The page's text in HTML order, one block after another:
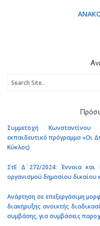
Συμμετοχή
εκπαιδευτικό πρόγραμμα «Οι
Κύκλος)
ΣτΕ Δ΄ 272/2024: Έννοια
οργανισμού δημοσίου δικαίου
Ανάρτηση σε επεξεργάσιμη
διακήρυξης ανοικτής
συμβάσης, για συμβάσεις